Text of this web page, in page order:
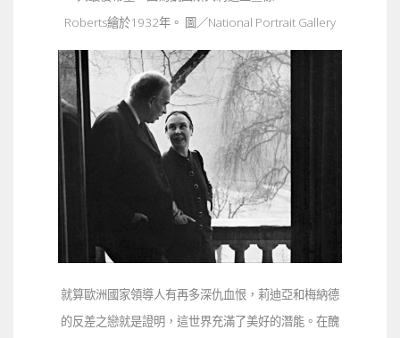
Roberts繪於1932年。 圖／National Portrait Gallery
就算歐洲國家領導人有再多深仇血恨，莉迪亞和梅納德
的反差之戀就是證明，這世界充滿了美好的潛能。在醜